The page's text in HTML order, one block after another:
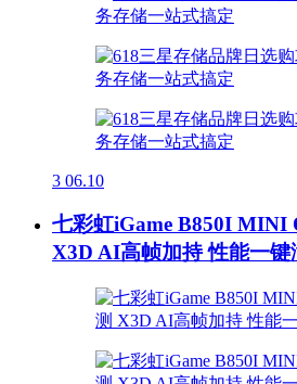
3 06.10
七彩虹iGame B850I MINI
X3D AI高帧加持 性能一键